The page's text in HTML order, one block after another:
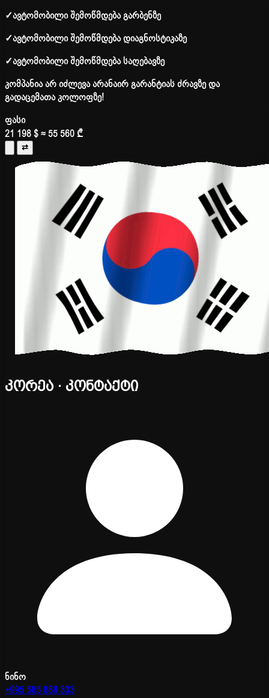
✓ავტომობილი შემოწმდება გარბენზე
✓ავტომობილი შემოწმდება დიაგნოსტიკაზე
✓ავტომობილი შემოწმდება საღებავზე
კომპანია არ იძლევა არანაირ გარანტიას ძრავზე და
გადაცემათა კოლოფზე!
ფასი
21 198 $≈ 55 560 ₾
⇄
კორეა · კონტაქტი
ნინო
+995 585 888 333